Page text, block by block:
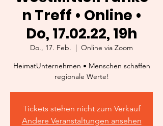
n Treff • Online •
Do, 17.02.22, 19h
Do., 17. Feb.
  |
Online via Zoom
HeimatUnternehmen • Menschen schaffen
regionale Werte!
Tickets stehen nicht zum Verkauf
Andere Veranstaltungen ansehen